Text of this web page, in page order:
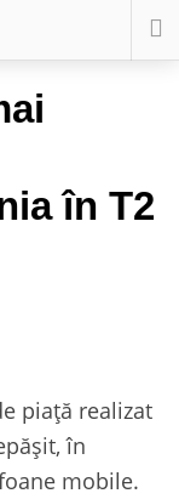
în T2
piață realizat
în
mobile.